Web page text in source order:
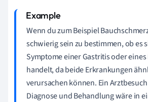
Wenn du zum Beispiel
schwierig sein zu bestimmen, ob es
Symptome einer Gastritis oder
handelt, da beide Erkrankungen
verursachen können. Ein
Diagnose und Behandlung wäre in